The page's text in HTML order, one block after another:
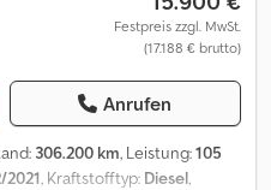
Festpreis zzgl. MwSt.
(17.188 € brutto)
Anrufen
306.200 km, Leistung:105
2021, Kraftstofftyp: Diesel,